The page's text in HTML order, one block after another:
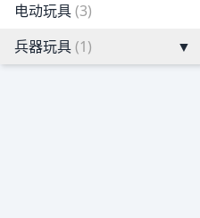
电动玩具(3)
兵器玩具(1) ▼